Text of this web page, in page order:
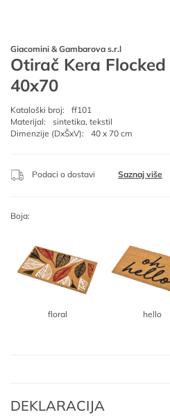
Giacomini & Gambarova s.r.l
Otirač Kera
40x70
Kataloški broj:
ff101
Materijal:
sintetika, tekstil
Dimenzije (DxŠxV):
40 x 70 cm
Podaci o dostavi Saznaj više
Boja:
floral hello
DEKLARACIJA